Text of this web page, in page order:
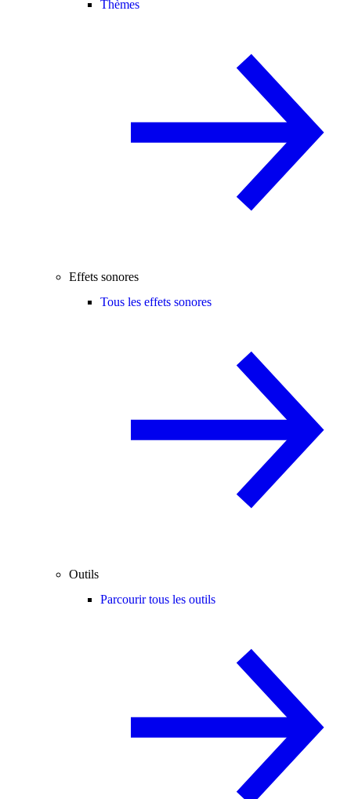
Thèmes
Effets sonores
Tous les effets sonores
Outils
Parcourir tous les outils